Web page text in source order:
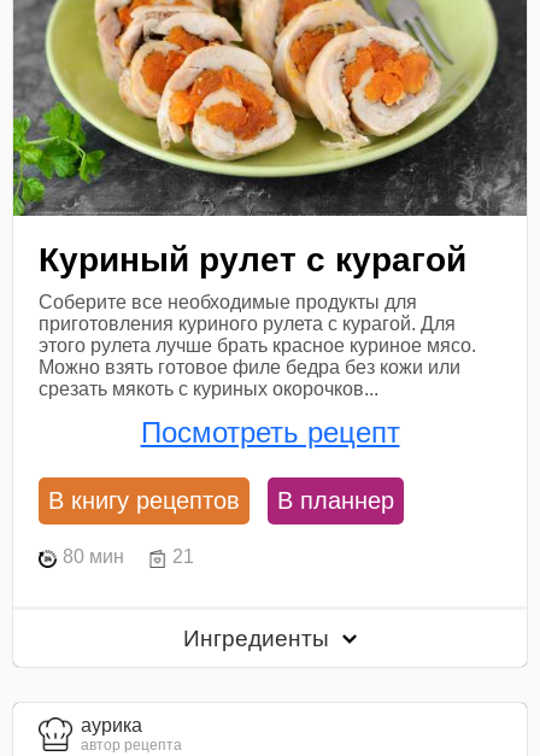
Куриный рулет с курагой
Соберите все необходимые продукты для
приготовления куриного рулета с курагой. Для
этого рулета лучше брать красное куриное мясо.
Можно взять готовое филе бедра без кожи или
срезать мякоть с куриных окорочков...
Посмотреть рецепт
В книгу рецептов В планнер
80 мин 21
Ингредиенты
aурика
автор рецепта